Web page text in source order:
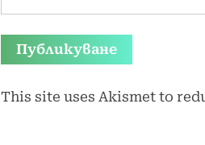
This site uses Akismet to